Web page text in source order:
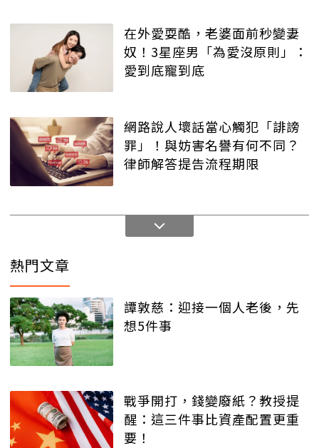
在外愛耍酷，老婆面前秒變妻
奴！3星座男「為愛沒原則」：
愛到底寵到底
網路說人壞話當心觸犯「誹謗
罪」！與妨害名譽有何不同？
律師解答提告流程期限
熱門文章
譚敦慈：迎接一個人老後，先
想5件事
戰爭開打，錢變廢紙？教授提
醒：這三件事比資產配置更重
要！